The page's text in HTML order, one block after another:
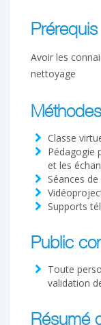
Prérequis
Avoir les
nettoyage
Classe
Pédagogie
et les
Séances
Supports
Public
Toute
validation
Résumé